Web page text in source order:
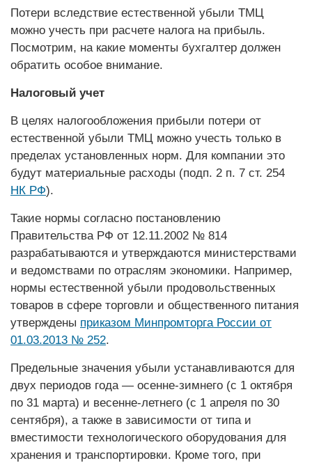
Потери вследствие естественной убыли ТМЦ
можно учесть при расчете налога на прибыль.
Посмотрим, на какие моменты бухгалтер должен
обратить особое внимание.
Налоговый учет
В целях налогообложения прибыли потери от
естественной убыли ТМЦ можно учесть только в
пределах установленных норм. Для компании это
будут материальные расходы (подп. 2 п. 7 ст. 254
НК РФ).
Такие нормы согласно постановлению
Правительства РФ от 12.11.2002 № 814
разрабатываются и утверждаются министерствами
и ведомствами по отраслям экономики. Например,
нормы естественной убыли продовольственных
товаров в сфере торговли и общественного питания
утверждены приказом Минпромторга России от
01.03.2013 № 252.
Предельные значения убыли устанавливаются для
двух периодов года — осенне-зимнего (с 1 октября
по 31 марта) и весенне-летнего (с 1 апреля по 30
сентября), а также в зависимости от типа и
вместимости технологического оборудования для
хранения и транспортировки. Кроме того, при